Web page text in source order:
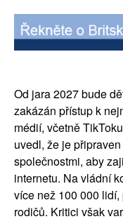
Od jara 2027 bude
zakázán přístup k
médií, včetně
uvedl, že je
společnostmi, aby
internetu. Na vládní
více než 100 000
rodičů. Kritici však